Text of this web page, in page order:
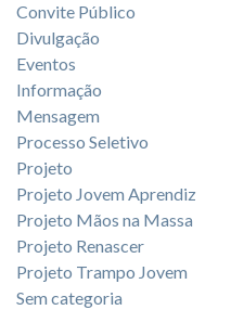
Convite Público
Divulgação
Eventos
Informação
Mensagem
Processo Seletivo
Projeto
Projeto Jovem Aprendiz
Projeto Mãos na Massa
Projeto Renascer
Projeto Trampo Jovem
Sem categoria